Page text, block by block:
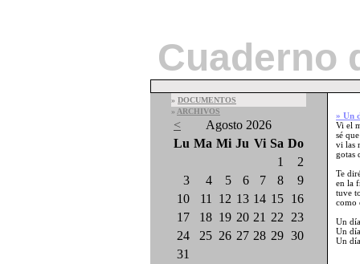
Cuaderno
» DOCUMENTOS
» ARCHIVOS
<
Agosto 2026
Lu Ma Mi Ju Vi Sa Do
1
2
3
4 5 6 7 8
9
10
11 12 13 14 15 16
17
18 19 20 21 22
23
24
25 26 27 28 29 30
31
» Un
Vi el
sé
vi las
gotas
Te
en la
tuve
como
Un
Un
Un